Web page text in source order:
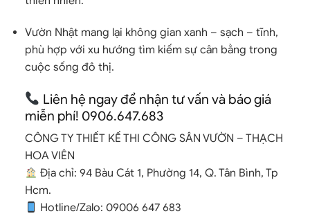
Vườn Nhật mang lại không gian xanh – sạch – tĩnh,
phù hợp với xu hướng tìm kiếm sự cân bằng trong
cuộc sống đô thị.
Liên hệ ngay để nhận tư vấn và báo giá
miễn phí! 0906.647.683
CÔNG TY THIẾT KẾ THI CÔNG SÂN VƯỜN – THẠCH
HOA VIÊN
Địa chỉ: 94 Bàu Cát 1, Phường 14, Q. Tân Bình, Tp
Hcm.
Hotline/Zalo: 09006 647 683